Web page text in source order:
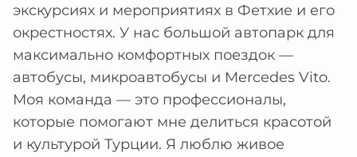
экскурсиях и мероприятиях в Фетхие и его
окрестностях. У нас большой автопарк для
максимально комфортных поездок —
автобусы, микроавтобусы и Mercedes Vito.
Моя команда — это профессионалы,
которые помогают мне делиться красотой
и культурой Турции. Я люблю живое